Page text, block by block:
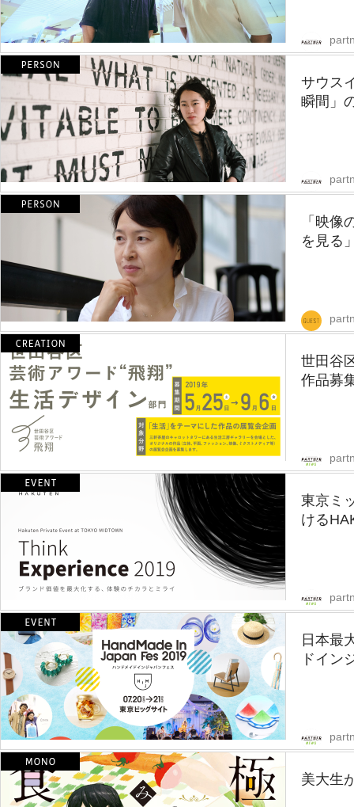
サウス
瞬間」
「映像
を見る
世田谷
作品募
東京ミ
ける
日本最
ドイン
美大生